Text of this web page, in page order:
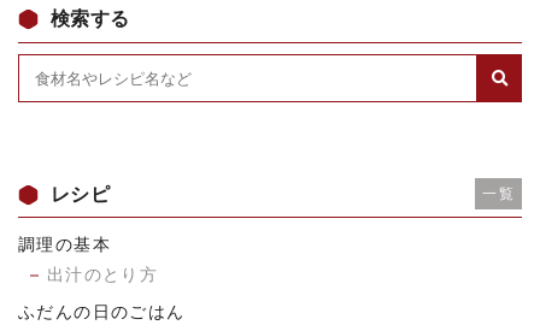
検索する
レシピ 一覧
調理の基本
出汁のとり方
ふだんの日のごはん